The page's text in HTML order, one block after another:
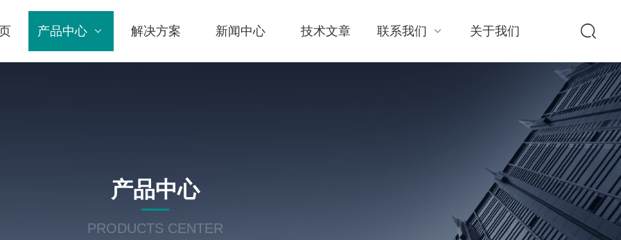
产品中心 解决方案 新闻中心 技术文章 联系我们 关于我们
产品中心
PRODUCTS CENTER